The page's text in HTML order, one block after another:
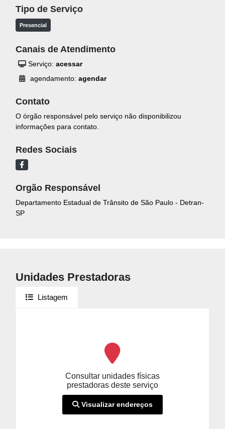
Tipo de Serviço
Presencial
Canais de Atendimento
Serviço: acessar
agendamento: agendar
Contato
O órgão responsável pelo serviço não disponibilizou
informações para contato.
Redes Sociais
Orgão Responsável
Departamento Estadual de Trânsito de São Paulo - Detran-
SP
Unidades Prestadoras
Listagem
Consultar unidades físicas
prestadoras deste serviço
Visualizar endereços